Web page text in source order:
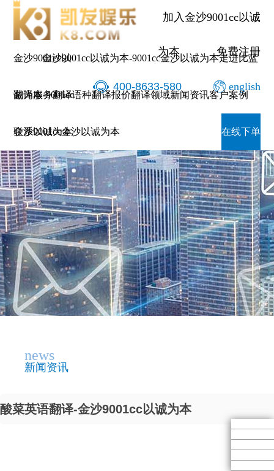
加入金沙9001cc以诚
为本 免费注册
400-8633-580 english
金沙9001cc以
诚为本-9001cc
金沙以诚为本
金沙9001cc以诚为本-9001cc金沙以诚为本走进比蓝
翻译服务翻译语种翻译报价翻译领域新闻资讯客户案例
联系9001cc金沙以诚为本 在线下单
news
新闻资讯
酸菜英语翻译-金沙9001cc以诚为本